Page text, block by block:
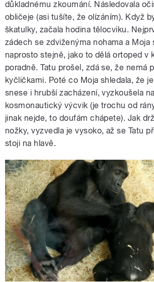
důkladnému zkoumání. Následovala
obličeje (asi tušíte, že olízáním). Když
škatulky, začala hodina tělocviku.
zádech se zdviženýma nohama a Moja
naprosto stejně, jako to dělá ortoped v
poradně. Tatu prošel, zdá se, že nemá
kyčličkami. Poté co Moja shledala, že
snese i hrubší zacházení, vyzkoušela
kosmonautický výcvik (je trochu od
jinak nejde, to doufám chápete). Jak
nožky, vyzvedla je vysoko, až se Tatu
stoji na hlavě.